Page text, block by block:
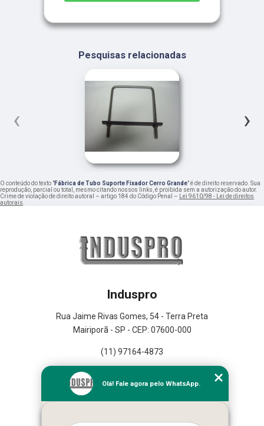
Pesquisas relacionadas
‹ ›
O conteúdo do texto "Fábrica de Tubo Suporte Fixador Cerro Grande" é de direito reservado. Sua
reprodução, parcial ou total, mesmo citando nossos links, é proibida sem a autorização do autor.
Crime de violação de direito autoral – artigo 184 do Código Penal – Lei 9610/98 - Lei de direitos
autorais.
Induspro
Rua Jaime Rivas Gomes, 54 - Terra Preta
Mairiporã - SP - CEP: 07600-000
(11) 97164-4873
Empresa
Missão
Olá! Fale agora pelo WhatsApp.